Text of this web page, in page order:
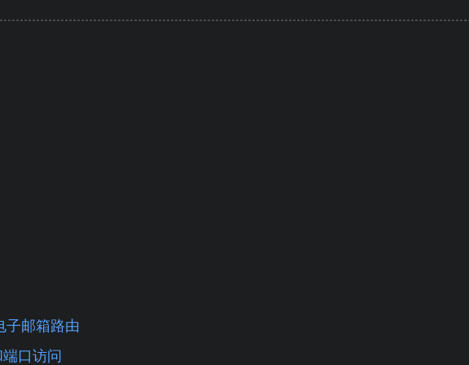
子邮箱路由
口访问